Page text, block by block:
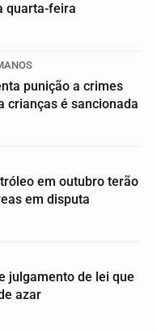
quarta-feira
punição a crimes
crianças é sancionada
em outubro terão
em disputa
julgamento de lei que
azar